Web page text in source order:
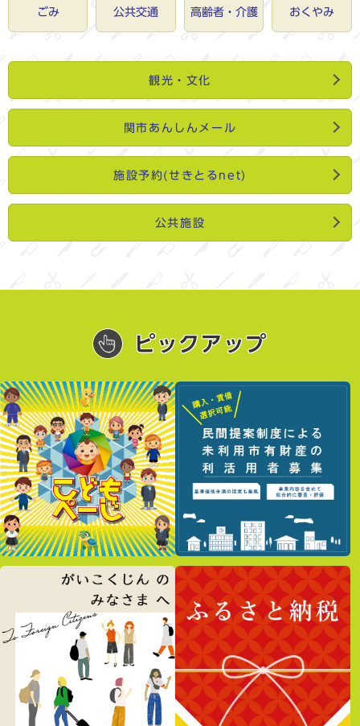
ごみ 公共交通 高齢者・介護 おくやみ
観光・文化
関市あんしんメール
施設予約(せきとるnet)
公共施設
ピックアップ